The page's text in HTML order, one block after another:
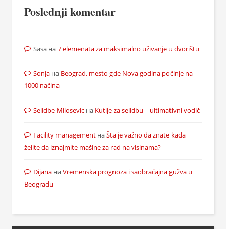
Poslednji komentar
Sasa на7 elemenata za maksimalno uživanje u dvorištu
Sonja на Beograd, mesto gde Nova godina počinje na
1000 načina
Selidbe Milosevic на Kutije za selidbu – ultimativni vodič
Facility management наŠta je važno da znate kada
želite da iznajmite mašine za rad na visinama?
Dijana наVremenska prognoza i saobraćajna gužva u
Beogradu